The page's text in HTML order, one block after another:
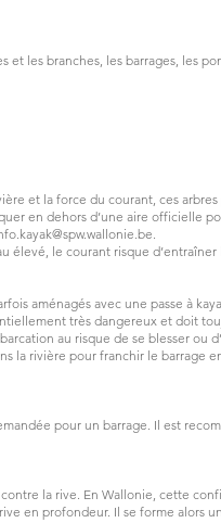
les branches, les barrages, les
et la force du courant, ces
en dehors d’une aire officielle
.
élevé, le courant risque
aménagés avec une passe à
très dangereux et doit
au risque de se blesser ou
la rivière pour franchir le barrage
pour un barrage. Il est
la rive. En Wallonie, cette
en profondeur. Il se forme alors